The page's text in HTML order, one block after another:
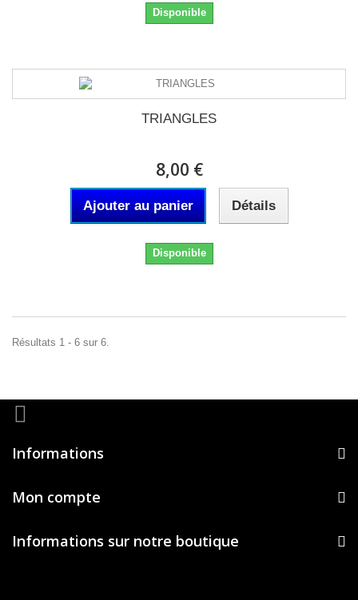
Disponible
TRIANGLES
8,00 €
Ajouter au panier Détails
Disponible
Résultats 1 - 6 sur 6.
Informations
Mon compte
Informations sur notre boutique